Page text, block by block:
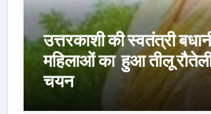
उत्तरकाशी की स्वतंत्री बधानी समेत 13
महिलाओं का हुआ तीलू
चयन